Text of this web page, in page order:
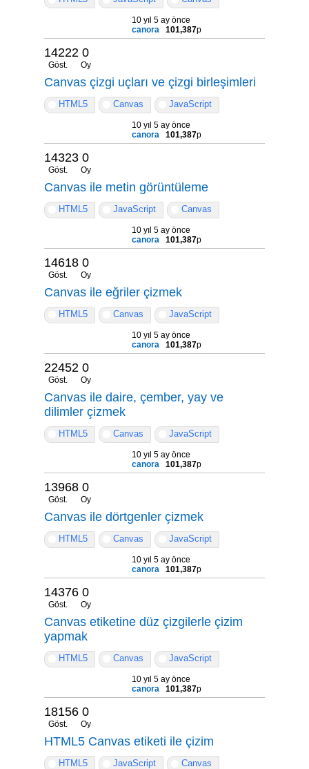
10 yıl 5 ay önce
canora
101,387p
14222
Göst.
0
Oy
Canvas çizgi uçları ve çizgi birleşimleri
HTML5 Canvas JavaScript
10 yıl 5 ay önce
canora
101,387p
14323
Göst.
0
Oy
Canvas ile metin görüntüleme
HTML5 JavaScript Canvas
10 yıl 5 ay önce
canora
101,387p
14618
Göst.
0
Oy
Canvas ile eğriler çizmek
HTML5 Canvas JavaScript
10 yıl 5 ay önce
canora
101,387p
22452
Göst.
0
Oy
Canvas ile daire, çember, yay ve
dilimler çizmek
HTML5 Canvas JavaScript
10 yıl 5 ay önce
canora
101,387p
13968
Göst.
0
Oy
Canvas ile dörtgenler çizmek
HTML5 Canvas JavaScript
10 yıl 5 ay önce
canora
101,387p
14376
Göst.
0
Oy
Canvas etiketine düz çizgilerle çizim
yapmak
HTML5 Canvas JavaScript
10 yıl 5 ay önce
canora
101,387p
18156
Göst.
0
Oy
HTML5 Canvas etiketi ile çizim
HTML5 JavaScript Canvas